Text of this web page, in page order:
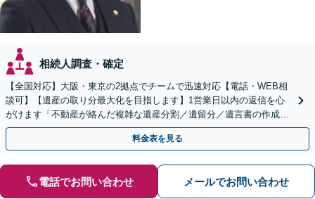
相続人調査・確定
【全国対応】大阪・東京の2拠点でチームで迅速対応【電話・WEB相
談可】【遺産の取り分最大化を目指します】1営業日以内の返信を心
がけます「不動産が絡んだ複雑な遺産分割／遺留分／遺言書の作成・
執行／事業承継など、お任せください」【休日相談あり】
料金表を見る
電話でお問い合わせ メールでお問い合わせ